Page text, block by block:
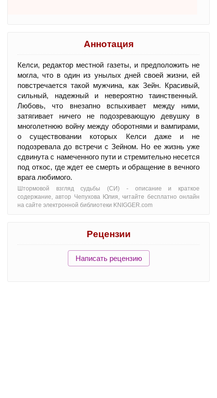
Аннотация
Келси, редактор местной газеты, и предположить не
могла, что в один из унылых дней своей жизни, ей
повстречается такой мужчина, как Зейн. Красивый,
сильный, надежный и невероятно таинственный.
Любовь, что внезапно вспыхивает между ними,
затягивает ничего не подозревающую девушку в
многолетнюю войну между оборотнями и вампирами,
о существовании которых Келси даже и не
подозревала до встречи с Зейном. Но ее жизнь уже
сдвинута с намеченного пути и стремительно несется
под откос, где ждет ее смерть и обращение в вечного
врага любимого.
Штормовой взгляд судьбы (СИ) - oписание и краткое
содержание, автор Чепухова Юлия, читайте бесплатно онлайн
на сайте электронной библиотеки KNIGGER.com
Рецензии
Написать рецензию